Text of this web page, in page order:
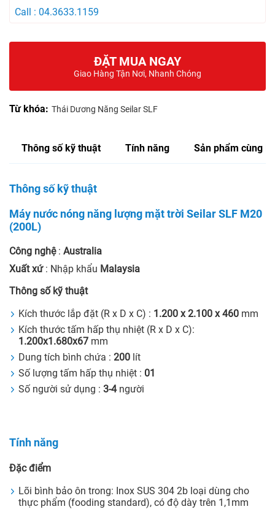
Call : 04.3633.1159
ĐẶT MUA NGAY
Giao Hàng Tận Nơi, Nhanh Chóng
Từ khóa: Thái Dương Năng Seilar SLF
Thông số kỹ thuật Tính năng Sản phẩm cùng
Thông số kỹ thuật
Máy nước nóng năng lượng mặt trời Seilar SLF M20
(200L)
Công nghệ: Australia
Xuất xứ: Nhập khẩu Malaysia
Thông số kỹ thuật
Kích thước lắp đặt (R x D x C) : 1.200 x 2.100 x 460 mm
Kích thước tấm hấp thụ nhiệt (R x D x C):
1.200x1.680x67 mm
Dung tích bình chứa : 200 lít
Số lượng tấm hấp thụ nhiệt : 01
Số người sử dụng : 3-4người
Tính năng
Đặc điểm
Lõi bình bảo ôn trong: Inox SUS 304 2b loại dùng cho
thực phẩm (fooding standard), có độ dày trên 1,1mm